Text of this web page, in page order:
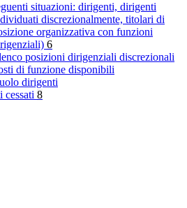
situazioni: dirigenti, dirigenti
discrezionalmente, titolari di
organizzativa con funzioni
6
posizioni dirigenziali discrezionali
di funzione disponibili
dirigenti
cessati 8